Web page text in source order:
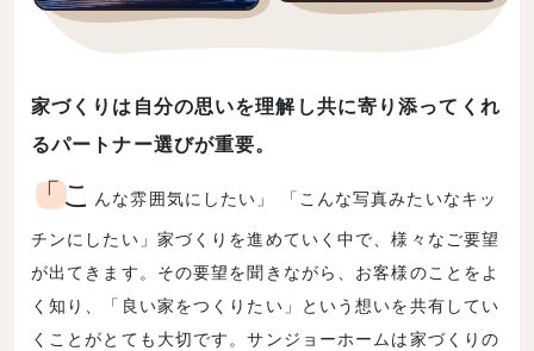
家づくりは自分の思いを理解し共に寄り添ってくれ
るパートナー選びが重要。
「こ んな雰囲気にしたい」 「こんな写真みたいなキッ
チンにしたい」家づくりを進めていく中で、様々なご要望
が出てきます。その要望を聞きながら、お客様のことをよ
く知り、「良い家をつくりたい」という想いを共有してい
くことがとても大切です。サンジョーホームは家づくりの